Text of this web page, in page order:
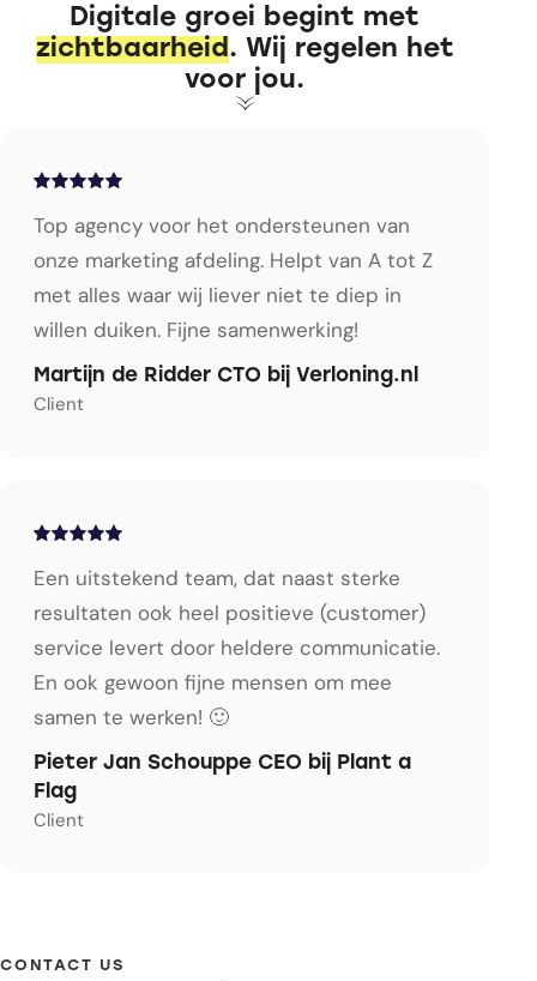
Digitale groei begint met
zichtbaarheid. Wij regelen het
voor jou.
Top agency voor het ondersteunen van
onze marketing afdeling. Helpt van A tot Z
met alles waar wij liever niet te diep in
willen duiken. Fijne samenwerking!
Martijn de Ridder CTO bij Verloning.nl
Client
Een uitstekend team, dat naast sterke
resultaten ook heel positieve (customer)
service levert door heldere communicatie.
En ook gewoon fijne mensen om mee
samen te werken! 🙂
Pieter Jan Schouppe CEO bij Plant a
Flag
Client
CONTACT US